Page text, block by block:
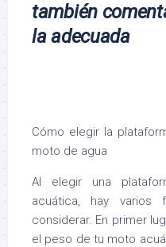
también
la adecuada
Cómo elegir la
moto de agua
Al elegir una
acuática, hay varios
considerar. En primer
el peso de tu moto